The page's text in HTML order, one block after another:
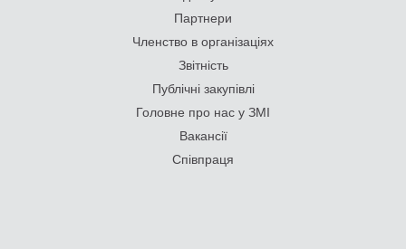
Партнери
Членство в організаціях
Звітність
Публічні закупівлі
Головне про нас у ЗМІ
Вакансії
Співпраця